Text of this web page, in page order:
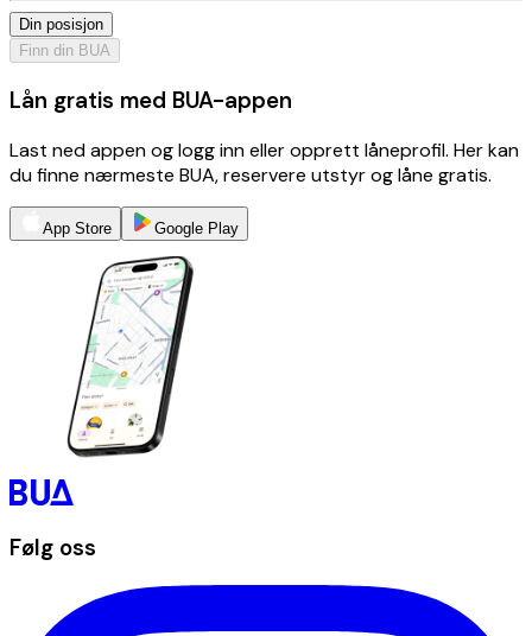
Din posisjon
Finn din BUA
Lån gratis med BUA-appen
Last ned appen og logg inn eller opprett låneprofil. Her kan
du finne nærmeste BUA, reservere utstyr og låne gratis.
App Store Google Play
Følg oss